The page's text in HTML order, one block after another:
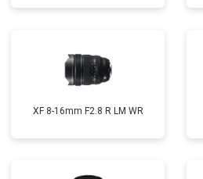
XF 8-16mm F2.8 R LM WR